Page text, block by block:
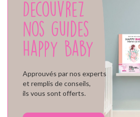
Découvrez
nos guides
Happy Baby
Approuvés par nos experts
et remplis de conseils,
ils vous sont offerts.